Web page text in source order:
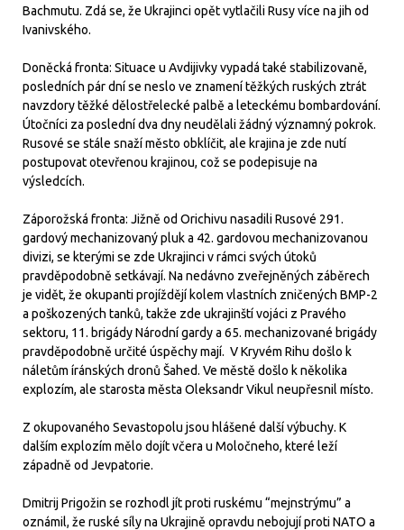
Bachmutu. Zdá se, že Ukrajinci opět vytlačili Rusy více na jih od
Ivanivského.
Doněcká fronta: Situace u Avdijivky vypadá také stabilizovaně,
posledních pár dní se neslo ve znamení těžkých ruských ztrát
navzdory těžké dělostřelecké palbě a leteckému bombardování.
Útočníci za poslední dva dny neudělali žádný významný pokrok.
Rusové se stále snaží město obklíčit, ale krajina je zde nutí
postupovat otevřenou krajinou, což se podepisuje na
výsledcích.
Záporožská fronta: Jižně od Orichivu nasadili Rusové 291.
gardový mechanizovaný pluk a 42. gardovou mechanizovanou
divizi, se kterými se zde Ukrajinci v rámci svých útoků
pravděpodobně setkávají. Na nedávno zveřejněných záběrech
je vidět, že okupanti projíždějí kolem vlastních zničených BMP-2
a poškozených tanků, takže zde ukrajinští vojáci z Pravého
sektoru, 11. brigády Národní gardy a 65. mechanizované brigády
pravděpodobně určité úspěchy mají. V Kryvém Rihu došlo k
náletům íránských dronů Šahed. Ve městě došlo k několika
explozím, ale starosta města Oleksandr Vikul neupřesnil místo.
Z okupovaného Sevastopolu jsou hlášené další výbuchy. K
dalším explozím mělo dojít včera u Moločneho, které leží
západně od Jevpatorie.
Dmitrij Prigožin se rozhodl jít proti ruskému “mejnstrýmu” a
oznámil, že ruské síly na Ukrajině opravdu nebojují proti NATO a